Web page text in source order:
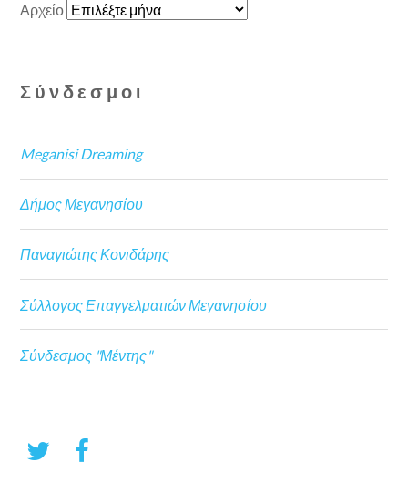
Αρχείο
Σύνδεσμοι
Meganisi Dreaming
Δήμος Μεγανησίου
Παναγιώτης Κονιδάρης
Σύλλογος Επαγγελματιών Μεγανησίου
Σύνδεσμος "Μέντης"